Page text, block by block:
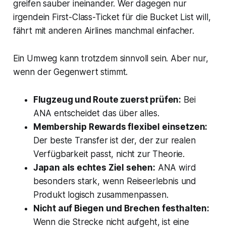
greifen sauber ineinander. Wer dagegen nur
irgendein First-Class-Ticket für die Bucket List will,
fährt mit anderen Airlines manchmal einfacher.
Ein Umweg kann trotzdem sinnvoll sein. Aber nur,
wenn der Gegenwert stimmt.
Flugzeug und Route zuerst prüfen: Bei
ANA entscheidet das über alles.
Membership Rewards flexibel einsetzen:
Der beste Transfer ist der, der zur realen
Verfügbarkeit passt, nicht zur Theorie.
Japan als echtes Ziel sehen: ANA wird
besonders stark, wenn Reiseerlebnis und
Produkt logisch zusammenpassen.
Nicht auf Biegen und Brechen festhalten:
Wenn die Strecke nicht aufgeht, ist eine